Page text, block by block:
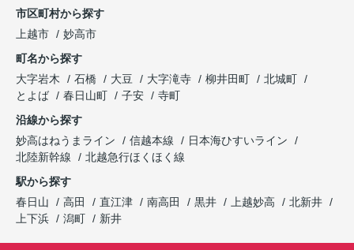
市区町村から探す
上越市
妙高市
町名から探す
大字岩木
石橋 大豆 大字滝寺 柳井田町
北城町
とよば
春日山町 子安
寺町
沿線から探す
妙高はねうまライン
信越本線
日本海ひすいライン
北陸新幹線
北越急行ほくほく線
駅から探す
春日山
高田 直江津 南高田 黒井 上越妙高
北新井
上下浜
潟町 新井